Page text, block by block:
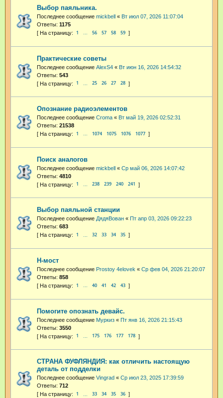
Выбор паяльника.
Последнее сообщение mickbell « Вт июл 07, 2026 11:07:04
Ответы: 1175
1 … 56 57 58 59
Практические советы
Последнее сообщение AlexS4 « Вт июн 16, 2026 14:54:32
Ответы: 543
1 25 26 27 28
Опознание радиоэлементов
Последнее сообщение Croma « Вт май 19, 2026 02:52:31
Ответы: 21538
1 … 1074 1075 1076 1077
Поиск аналогов
Последнее сообщение mickbell « Ср май 06, 2026 14:07:42
Ответы: 4810
1 238 239 240 241
Выбор паяльной станции
Последнее сообщение ДядяВован « Пт апр 03, 2026 09:22:23
Ответы: 683
1 32 33 34 35
H-мост
Последнее сообщение Prostoy 4elovek « Ср фев 04, 2026 21:20:07
Ответы: 858
1 … 40 41 42 43
Помогите опознать девайс.
Последнее сообщение Муркиз « Пт янв 16, 2026 21:15:43
Ответы: 3550
1 175 176 177 178
СТРАНА ФУФЛЯНДИЯ: как отличить настоящую
деталь от подделки
Последнее сообщение Vingrad « Ср июл 23, 2025 17:39:59
Ответы: 712
1 33 34 35 36